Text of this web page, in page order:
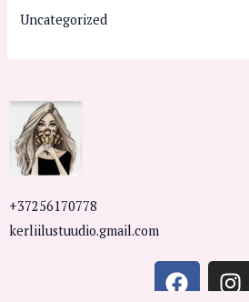
Uncategorized
+37256170778
kerliilustuudio.gmail.com
F
a
I
n